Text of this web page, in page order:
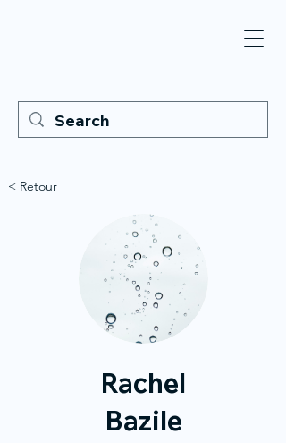
< Retour
Rachel
Bazile